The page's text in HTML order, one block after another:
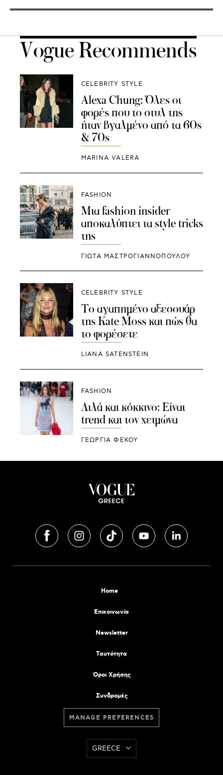
Vogue Recommends
CELEBRITY STYLE
Alexa Chung: Όλες οι
φορές που το στυλ της
ήταν βγαλμένο από τα 60s
& 70s
MARINA VALERA
FASHION
Μια fashion insider
αποκαλύπτει τα style tricks
της
ΓΙΩΤΑ ΜΑΣΤΡΟΓΙΑΝΝΟΠΟΥΛΟΥ
CELEBRITY STYLE
Το αγαπημένο αξεσουάρ
της Kate Moss και πώς θα
το φορέσετε
LIANA SATENSTEIN
FASHION
Λιλά και κόκκινο: Είναι
trend και τον χειμώνα
ΓΕΩΡΓΙΑ ΦΕΚΟΥ
Home
Επικοινωνία
Newsletter
Tαυτότητα
Όροι Χρήσης
Συνδρομές
MANAGE PREFERENCES
GREECE